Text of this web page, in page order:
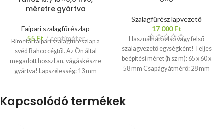
méretre gyártva
Faipari szalagfűrészlap
55Ft centiméter
Bimetál faipari szalagfűrészlap a
svéd Bahco cégtől. Az Ön által
megadott hosszban, vágáskészre
gyártva! Lapszélesség: 13 mm
nagy keménységű, kobalt ötvözet
fogak. Speciálisan kialakított
Szalagfűrész lapvezető
17 000Ft
Használható alsó vagy felső
szalagvezető egységként! Teljes
beépítési méret (h sz m): 65 x 60 x
58 mm Csapágy átmérő: 28 mm
imbuszcsavarokkal
Kapcsolódó termékek